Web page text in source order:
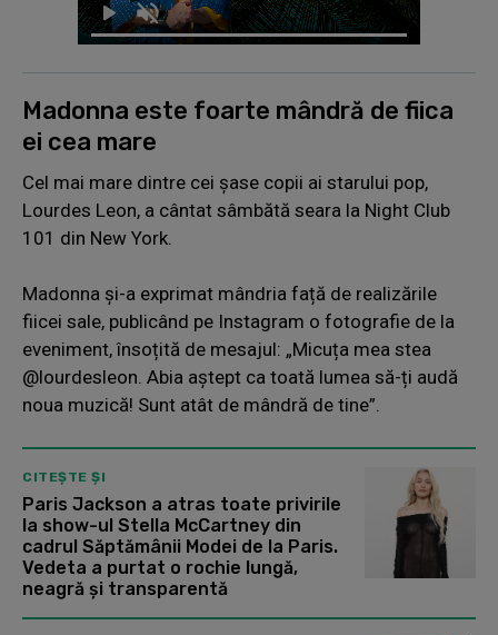
Madonna este foarte mândră de fiica
ei cea mare
Cel mai mare dintre cei șase copii ai starului pop,
Lourdes Leon, a cântat sâmbătă seara la Night Club
101 din New York.
Madonna și-a exprimat mândria față de realizările
fiicei sale, publicând pe Instagram o fotografie de la
eveniment, însoțită de mesajul: „Micuța mea stea
@lourdesleon. Abia aștept ca toată lumea să-ți audă
noua muzică! Sunt atât de mândră de tine”.
CITEȘTE ȘI
Paris Jackson a atras toate privirile
la show-ul Stella McCartney din
cadrul Săptămânii Modei de la Paris.
Vedeta a purtat o rochie lungă,
neagră și transparentă